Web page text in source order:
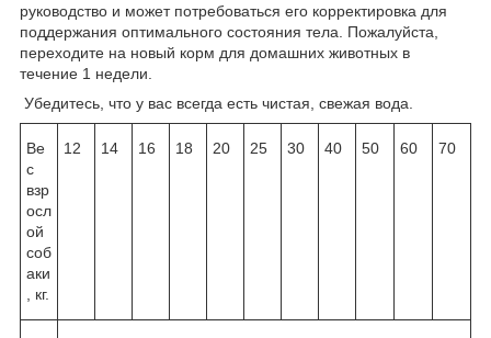
руководство и может потребоваться его корректировка для
поддержания оптимального состояния тела. Пожалуйста,
переходите на новый корм для домашних животных в
течение 1 недели.
Убедитесь, что у вас всегда есть чистая, свежая вода.
Ве
с
взр
осл
ой
соб
аки
, кг.
12 14 16 18 20 25 30 40 50 60 70